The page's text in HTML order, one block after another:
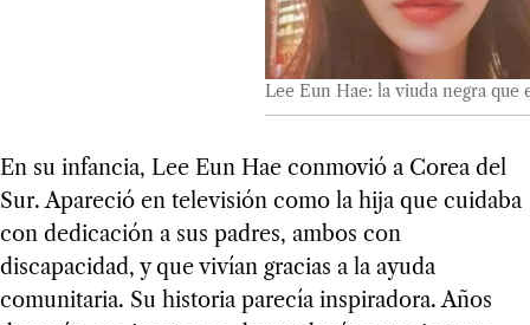
Lee Eun Hae: la viuda negra que
En su infancia, Lee Eun Hae conmovió a Corea del
Sur. Apareció en televisión como la hija que cuidaba
con dedicación a sus padres, ambos con
discapacidad, y que vivían gracias a la ayuda
comunitaria. Su historia parecía inspiradora. Años